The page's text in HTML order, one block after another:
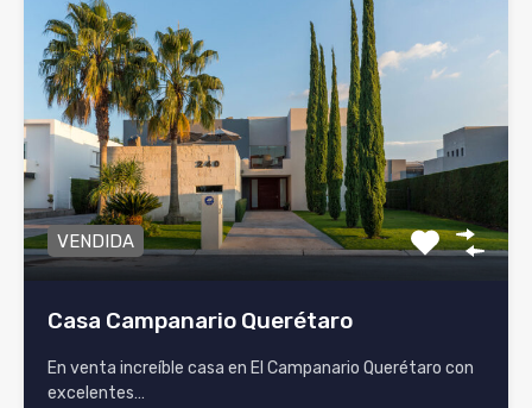
VENDIDA
Casa Campanario Querétaro
En venta increíble casa en El Campanario Querétaro con
excelentes…